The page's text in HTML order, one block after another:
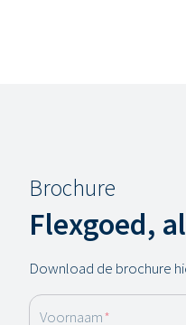
Brochure
Flexgoed,
Download de brochure
Voornaam*